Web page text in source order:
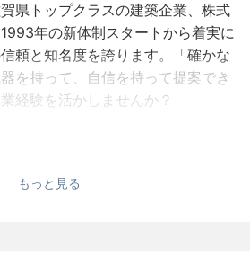
県トップクラスの建築企業、株式
年の新体制スタートから着実に
頼と知名度を誇ります。「確かな
を持って、自信を持って提案でき
経験を活かしませんか？
営業をお任せします。
もっと見る